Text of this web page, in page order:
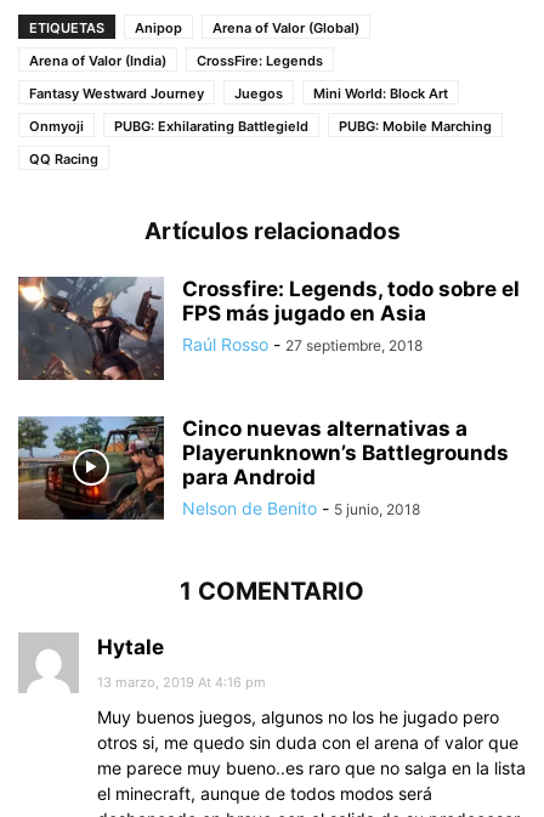
ETIQUETAS Anipop
Arena of Valor (Global)
Arena of Valor (India)
CrossFire: Legends
Fantasy Westward Journey
Juegos
Mini World: Block Art
Onmyoji
PUBG: Exhilarating Battlegield
PUBG: Mobile Marching
QQ Racing
Artículos relacionados
Crossfire: Legends, todo sobre el
FPS más jugado en Asia
Raúl Rosso - 27 septiembre, 2018
Cinco nuevas alternativas a
Playerunknown’s Battlegrounds
para Android
Nelson de Benito - 5 junio, 2018
1 COMENTARIO
Hytale
13 marzo, 2019 At 4:16 pm
Muy buenos juegos, algunos no los he jugado pero
otros si, me quedo sin duda con el arena of valor que
me parece muy bueno..es raro que no salga en la lista
el minecraft, aunque de todos modos será